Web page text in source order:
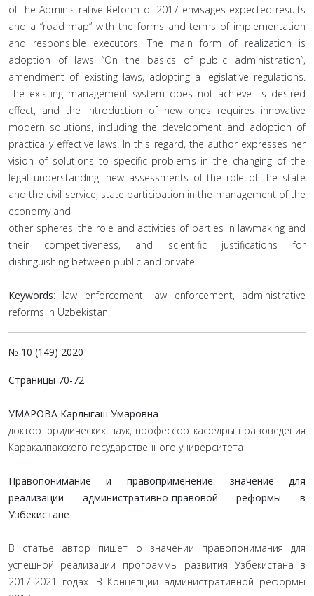
of the Administrative Reform of 2017 envisages expected results
and a “road map” with the forms and terms of implementation
and responsible executors. The main form of realization is
adoption of laws “On the basics of public administration”,
amendment of existing laws, adopting a legislative regulations.
The existing management system does not achieve its desired
effect, and the introduction of new ones requires innovative
modern solutions, including the development and adoption of
practically effective laws. In this regard, the author expresses her
vision of solutions to specific problems in the changing of the
legal understanding: new assessments of the role of the state
and the civil service, state participation in the management of the
economy and
other spheres, the role and activities of parties in lawmaking and
their competitiveness, and scientific justifications for
distinguishing between public and private.
Keywords: law enforcement, law enforcement, administrative
reforms in Uzbekistan.
№ 10 (149) 2020
Страницы 70-72
УМАРОВА Карлыгаш Умаровна
доктор юридических наук, профессор кафедры правоведения
Каракалпакского государственного университета
Правопонимание и правоприменение: значение для
реализации административно-правовой реформы в
Узбекистане
В статье автор пишет о значении правопонимания для
успешной реализации программы развития Узбекистана в
2017-2021 годах. В Концепции административной реформы